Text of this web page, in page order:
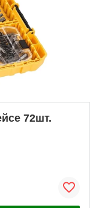
72шт.